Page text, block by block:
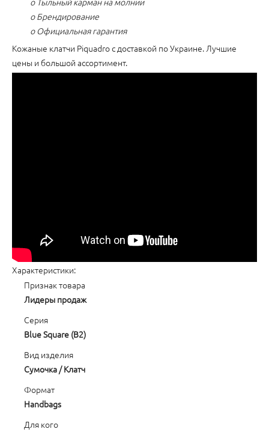
o Брендирование
o Официальная гарантия
Кожаные клатчи Piquadro с доставкой по Украине. Лучшие
цены и большой ассортимент.
Характеристики:
Признак товара
Лидеры продаж
Серия
Blue Square (B2)
Вид изделия
Сумочка / Клатч
Формат
Handbags
Для кого